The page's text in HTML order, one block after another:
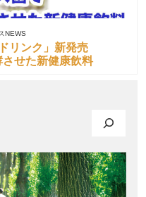
NEWS
リンク」新発売
せた新健康飲料